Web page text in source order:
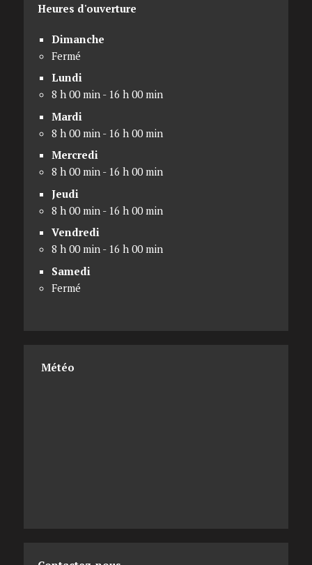
Heures d'ouverture
Dimanche
Fermé
Lundi
8 h 00 min - 16 h 00 min
Mardi
8 h 00 min - 16 h 00 min
Mercredi
8 h 00 min - 16 h 00 min
Jeudi
8 h 00 min - 16 h 00 min
Vendredi
8 h 00 min - 16 h 00 min
Samedi
Fermé
Météo